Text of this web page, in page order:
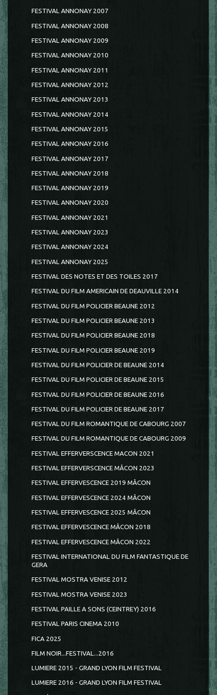
FESTIVAL ANNONAY 2007
FESTIVAL ANNONAY 2008
FESTIVAL ANNONAY 2009
FESTIVAL ANNONAY 2010
FESTIVAL ANNONAY 2011
FESTIVAL ANNONAY 2012
FESTIVAL ANNONAY 2013
FESTIVAL ANNONAY 2014
FESTIVAL ANNONAY 2015
FESTIVAL ANNONAY 2016
FESTIVAL ANNONAY 2017
FESTIVAL ANNONAY 2018
FESTIVAL ANNONAY 2019
FESTIVAL ANNONAY 2020
FESTIVAL ANNONAY 2021
FESTIVAL ANNONAY 2023
FESTIVAL ANNONAY 2024
FESTIVAL ANNONAY 2025
FESTIVAL DES NOTES ET DES TOILES 2017
FESTIVAL DU FILM AMERICAIN DE DEAUVILLE 2014
FESTIVAL DU FILM POLICIER BEAUNE 2012
FESTIVAL DU FILM POLICIER BEAUNE 2013
FESTIVAL DU FILM POLICIER BEAUNE 2018
FESTIVAL DU FILM POLICIER BEAUNE 2019
FESTIVAL DU FILM POLICIER DE BEAUNE 2014
FESTIVAL DU FILM POLICIER DE BEAUNE 2015
FESTIVAL DU FILM POLICIER DE BEAUNE 2016
FESTIVAL DU FILM POLICIER DE BEAUNE 2017
FESTIVAL DU FILM ROMANTIQUE DE CABOURG 2007
FESTIVAL DU FILM ROMANTIQUE DE CABOURG 2009
FESTIVAL EFFERVERSCENCE MACON 2021
FESTIVAL EFFERVERSCENCE MÂCON 2023
FESTIVAL EFFERVESCENCE 2019 MÂCON
FESTIVAL EFFERVESCENCE 2024 MÂCON
FESTIVAL EFFERVESCENCE 2025 MÂCON
FESTIVAL EFFERVESCENCE MÂCON 2018
FESTIVAL EFFERVESCENCE MÂCON 2022
FESTIVAL INTERNATIONAL DU FILM FANTASTIQUE DE
GERA
FESTIVAL MOSTRA VENISE 2012
FESTIVAL MOSTRA VENISE 2023
FESTIVAL PAILLE A SONS (CEINTREY) 2016
FESTIVAL PARIS CINEMA 2010
FICA 2025
FILM NOIR...FESTIVAL...2016
LUMIERE 2015 - GRAND LYON FILM FESTIVAL
LUMIERE 2016 - GRAND LYON FILM FESTIVAL